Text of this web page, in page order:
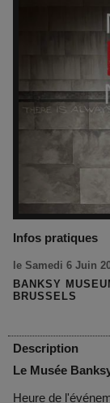
Infos pratiques
le Samedi 6 Juin
BANKSY
BRUSSELS
Description
Le Musée
Heure de